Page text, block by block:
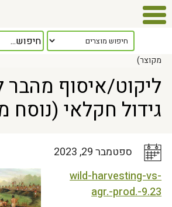
כלל המאמרים> ליקוט/איסוף מהבר
מקוצר)
ליקוט/איסוף מהבר
גידול חקלאי (נוסח
ספטמבר 29, 2023
wild-harvesting-vs-
agr.-prod.-9.23